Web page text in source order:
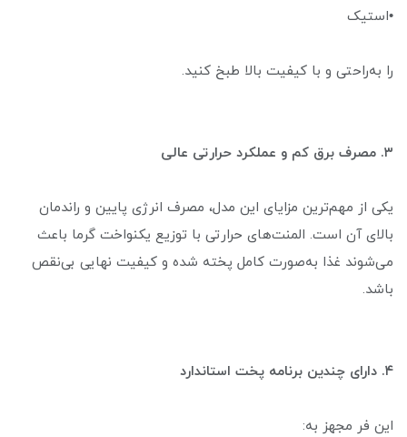
•استیک
را به‌راحتی و با کیفیت بالا طبخ کنید.
۳. مصرف برق کم و عملکرد حرارتی عالی
یکی از مهم‌ترین مزایای این مدل، مصرف انرژی پایین و راندمان
بالای آن است. المنت‌های حرارتی با توزیع یکنواخت گرما باعث
می‌شوند غذا به‌صورت کامل پخته شده و کیفیت نهایی بی‌نقص
باشد.
۴. دارای چندین برنامه پخت استاندارد
این فر مجهز به: